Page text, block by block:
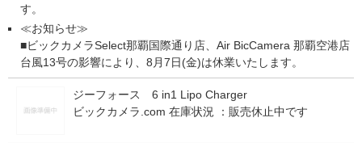
す。
≪お知らせ≫
■ビックカメラSelect那覇国際通り店、Air BicCamera 那覇空港店
台風13号の影響により、8月7日(金)は休業いたします。
ジーフォース 6 in1 Lipo Charger
ビックカメラ.com 在庫状況 ： 販売休止中です